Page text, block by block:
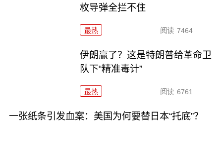
枚导弹全拦不住
最热 阅读 7464
伊朗赢了？这是特朗普给革命卫
队下“精准毒计”
最热 阅读 6761
一张纸条引发血案：美国为何要替日本“托底”？